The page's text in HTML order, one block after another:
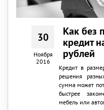
30
Ноября
2016
Как без
кредит
рублей
Кредит в
решения
сумма может
быстрее
мебель или